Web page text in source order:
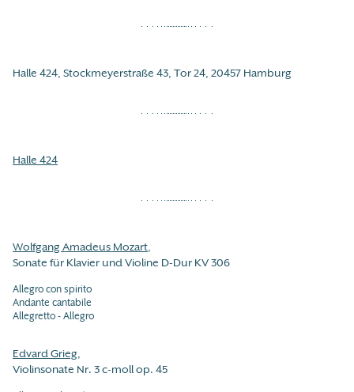
Halle 424, Stockmeyerstraße 43, Tor 24, 20457 Hamburg
Halle 424
Wolfgang Amadeus Mozart,
Sonate für Klavier und Violine D-Dur KV 306
Allegro con spirito
Andante cantabile
Allegretto - Allegro
Edvard Grieg,
Violinsonate Nr. 3 c-moll op. 45